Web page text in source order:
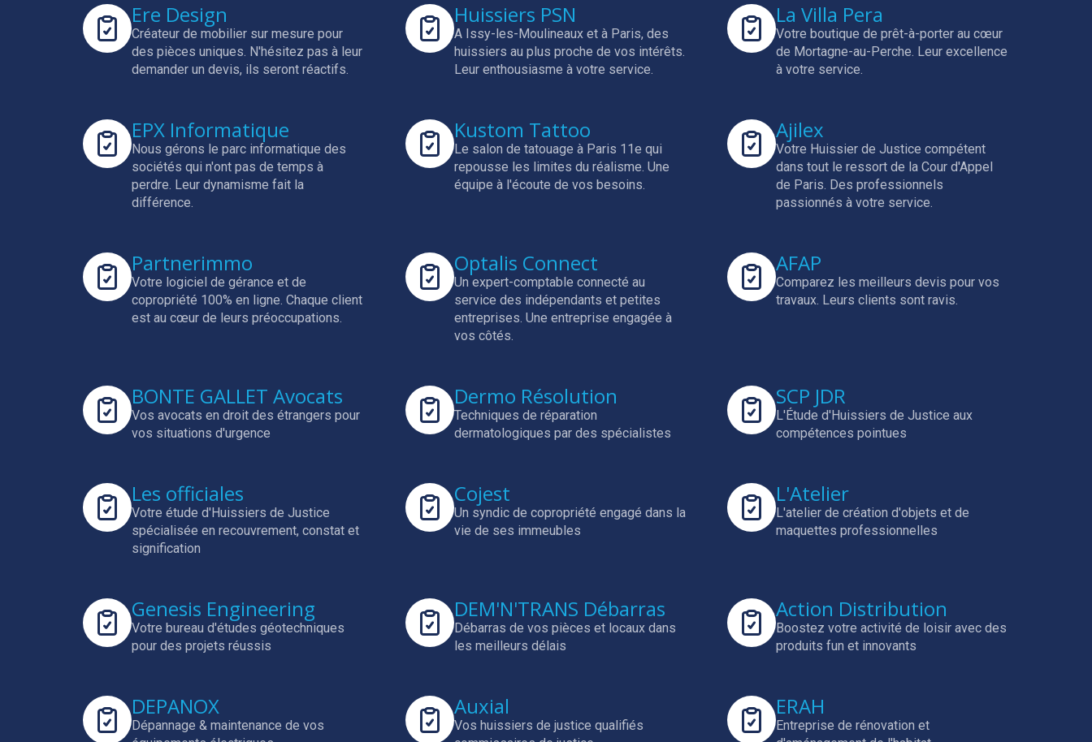
Ere Design
Créateur de mobilier sur mesure pour
des pièces uniques. N'hésitez pas à leur
demander un devis, ils seront réactifs.
Huissiers PSN
A Issy-les-Moulineaux et à Paris, des
huissiers au plus proche de vos intérêts.
Leur enthousiasme à votre service.
La Villa Pera
Votre boutique de prêt-à-porter au cœur
de Mortagne-au-Perche. Leur excellence
à votre service.
EPX Informatique
Nous gérons le parc informatique des
sociétés qui n'ont pas de temps à
perdre. Leur dynamisme fait la
différence.
Kustom Tattoo
Le salon de tatouage à Paris 11e qui
repousse les limites du réalisme. Une
équipe à l'écoute de vos besoins.
Ajilex
Votre Huissier de Justice compétent
dans tout le ressort de la Cour d'Appel
de Paris. Des professionnels
passionnés à votre service.
Partnerimmo
Votre logiciel de gérance et de
copropriété 100% en ligne. Chaque client
est au cœur de leurs préoccupations.
Optalis Connect
Un expert-comptable connecté au
service des indépendants et petites
entreprises. Une entreprise engagée à
vos côtés.
AFAP
Comparez les meilleurs devis pour vos
travaux. Leurs clients sont ravis.
BONTE GALLET Avocats
Vos avocats en droit des étrangers pour
vos situations d'urgence
Dermo Résolution
Techniques de réparation
dermatologiques par des spécialistes
SCP JDR
L'Étude d'Huissiers de Justice aux
compétences pointues
Les officiales
Votre étude d'Huissiers de Justice
spécialisée en recouvrement, constat et
signification
Cojest
Un syndic de copropriété engagé dans la
vie de ses immeubles
L'Atelier
L'atelier de création d'objets et de
maquettes professionnelles
Genesis Engineering
Votre bureau d'études géotechniques
pour des projets réussis
DEM'N'TRANS Débarras
Débarras de vos pièces et locaux dans
les meilleurs délais
Action Distribution
Boostez votre activité de loisir avec des
produits fun et innovants
DEPANOX
Dépannage & maintenance de vos
Auxial
Vos huissiers de justice qualifiés
ERAH
Entreprise de rénovation et